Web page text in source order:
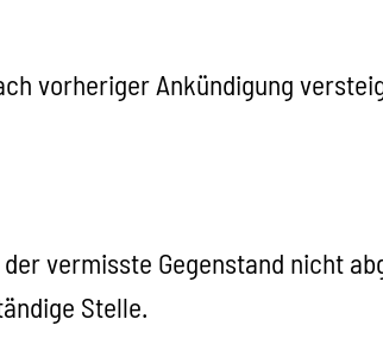
vorheriger Ankündigung
vermisste Gegenstand nicht
Stelle.